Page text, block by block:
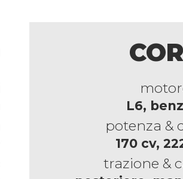
L6,
potenza &
170 cv,
trazione &